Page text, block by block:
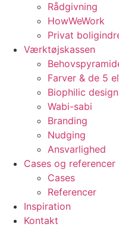
Rådgivning
HowWeWork
Privat
Værktøjskassen
Farver & de 5
Biophilic design
Wabi-sabi
Branding
Nudging
Ansvarlighed
Cases og referencer
Cases
Referencer
Inspiration
Kontakt